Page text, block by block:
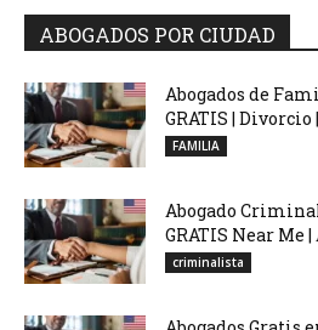
ABOGADOS POR CIUDAD
Abogados de
GRATIS | Divorcio
FAMILIA
Abogado
GRATIS Near Me |
criminalista